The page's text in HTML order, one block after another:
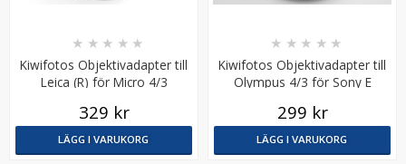
LÄGG I VARUKORG
Kiwifotos Objektivadapter till
Leica (R) för Micro 4/3
★ ★ ★ ★ ★
329 kr
LÄGG I VARUKORG
Kiwifotos Objektivadapter till
Olympus 4/3 för Sony E
★ ★ ★ ★ ★
299 kr
LÄGG I VARUKORG